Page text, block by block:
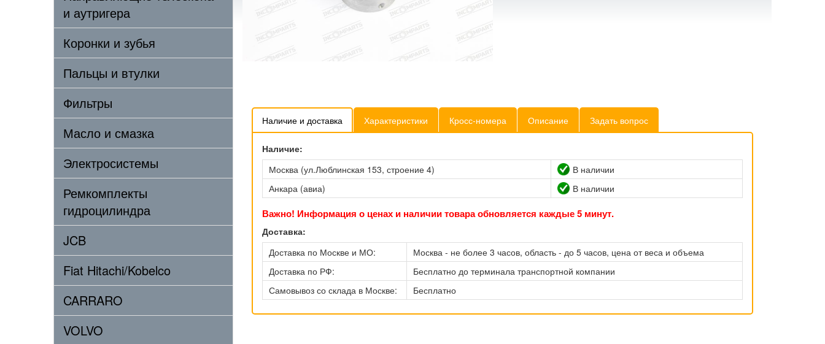
и аутригера
Коронки и зубья
Пальцы и втулки
Фильтры
Масло и смазка
Электросистемы
Ремкомплекты
гидроцилиндра
JCB
Fiat Hitachi/Kobelco
CARRARO
VOLVO
Наличие и доставка Характеристики Кросс-номера Описание Задать вопрос
Наличие:
Москва (ул.Люблинская 153, строение 4)
В наличии
Анкара (авиа)
В наличии
Важно! Информация о ценах и наличии товара обновляется каждые 5 минут.
Доставка:
Доставка по Москве и МО:
Москва - не более 3 часов, область - до 5 часов, цена от веса и объема
Доставка по РФ:
Бесплатно до терминала транспортной компании
Самовывоз со склада в Москве:
Бесплатно